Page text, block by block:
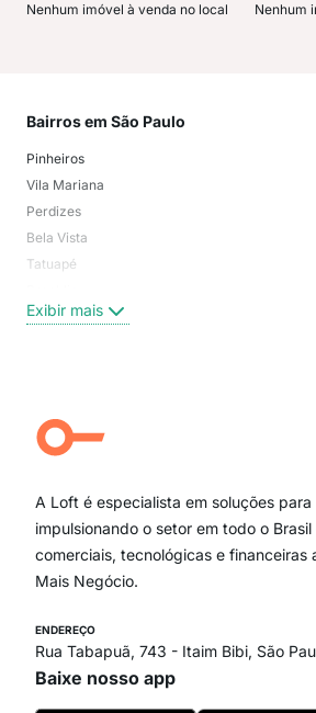
Nenhum imóvel à venda no local Nenhum
Bairros em São Paulo
Pinheiros
Vila Mariana
Perdizes
Bela Vista
Tatuapé
Centro
Campo Belo
Ipiranga
Paraíso
Itaim Bibi
Exibir mais
A Loft é especialista em soluções para
impulsionando o setor em todo o
comerciais, tecnológicas e financeiras
Mais Negócio.
ENDEREÇO
Rua Tabapuã, 743 - Itaim Bibi, São
Baixe nosso app